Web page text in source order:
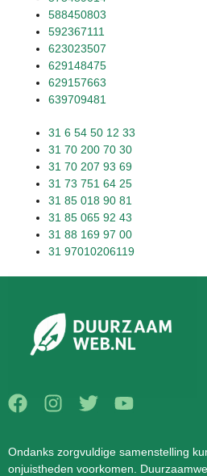
588450803
592367111
623023507
629148475
629157663
639709481
31 6 54 50 12 33
31 70 200 70 30
31 70 207 93 69
31 73 751 64 25
31 85 018 90 81
31 85 065 92 43
31 88 169 97 00
31 97010206119
Ondanks zorgvuldige samenstelling
onjuistheden voorkomen.